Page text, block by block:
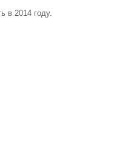
в 2014 году.